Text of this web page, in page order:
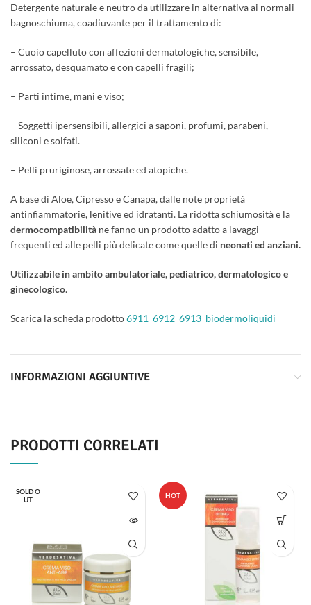
Detergente naturale e neutro da utilizzare in alternativa ai normali
bagnoschiuma, coadiuvante per il trattamento di:
– Cuoio capelluto con affezioni dermatologiche, sensibile,
arrossato, desquamato e con capelli fragili;
– Parti intime, mani e viso;
– Soggetti ipersensibili, allergici a saponi, profumi, parabeni,
siliconi e solfati.
– Pelli pruriginose, arrossate ed atopiche.
A base di Aloe, Cipresso e Canapa, dalle note proprietà
antinfiammatorie, lenitive ed idratanti. La ridotta schiumosità e la
dermocompatibilità ne fanno un prodotto adatto a lavaggi
frequenti ed alle pelli più delicate come quelle di neonati ed anziani.
Utilizzabile in ambito ambulatoriale, pediatrico, dermatologico e
ginecologico.
Scarica la scheda prodotto6911_6912_6913_biodermoliquidi
INFORMAZIONI AGGIUNTIVE
PRODOTTI CORRELATI
SOLD O
UT
HOT